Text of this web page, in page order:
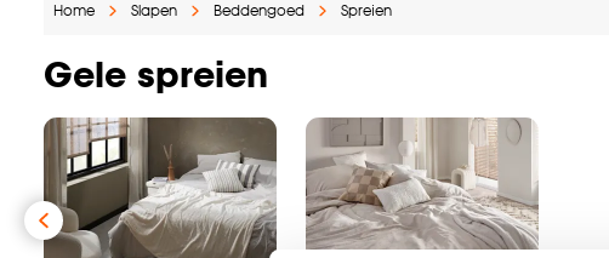
Home Slapen Beddengoed Spreien
Gele spreien